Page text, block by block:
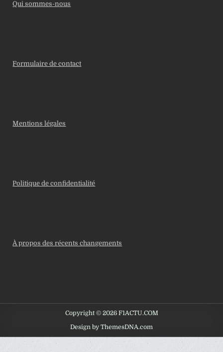
Qui sommes-nous
Formulaire de contact
Mentions légales
Politique de confidentialité
À propos des récents changements
Copyright © 2026 F1ACTU.COM
Design by ThemesDNA.com